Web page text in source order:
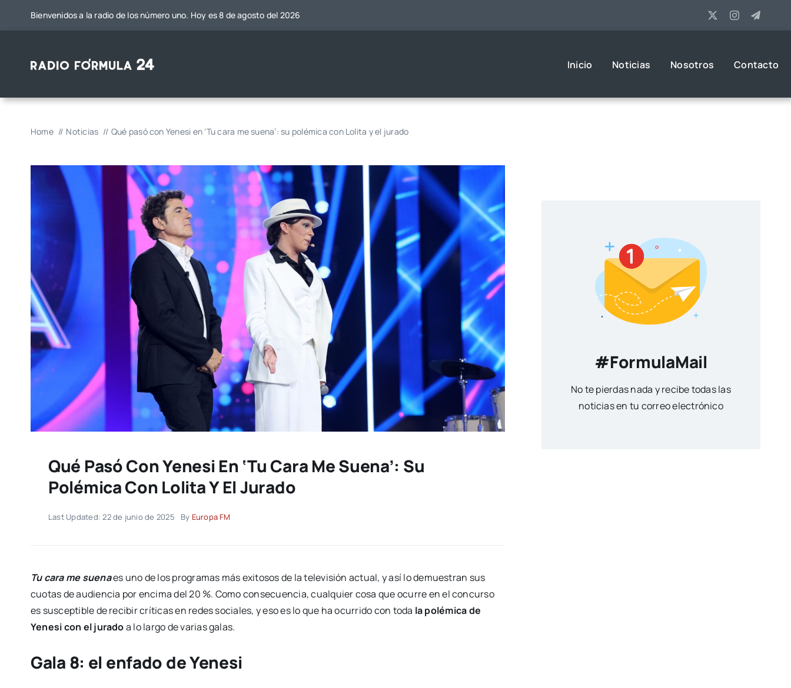
Bienvenidos a la radio de los número uno. Hoy es 8 de agosto del 2026
Inicio Noticias Nosotros Contacto
Home Noticias Qué pasó con Yenesi en ‘Tu cara me suena’: su polémica con Lolita y el jurado
Qué Pasó Con Yenesi En ‘Tu Cara Me Suena’: Su
Polémica Con Lolita Y El Jurado
Last Updated: 22 de junio de 2025 By Europa FM
Tu cara me suenaes uno de los programas más exitosos de la televisión actual, y así lo demuestran sus
cuotas de audiencia por encima del 20 %. Como consecuencia, cualquier cosa que ocurre en el concurso
es susceptible de recibir críticas en redes sociales, y eso es lo que ha ocurrido con toda la polémica de
Yenesi con el juradoa lo largo de varias galas.
Gala 8: el enfado de Yenesi
#FormulaMail
No te pierdas nada y recibe todas las
noticias en tu correo electrónico